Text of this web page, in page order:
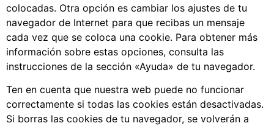
colocadas. Otra opción es cambiar los ajustes de tu
navegador de Internet para que recibas un mensaje
cada vez que se coloca una cookie. Para obtener más
información sobre estas opciones, consulta las
instrucciones de la sección «Ayuda» de tu navegador.
Ten en cuenta que nuestra web puede no funcionar
correctamente si todas las cookies están desactivadas.
Si borras las cookies de tu navegador, se volverán a